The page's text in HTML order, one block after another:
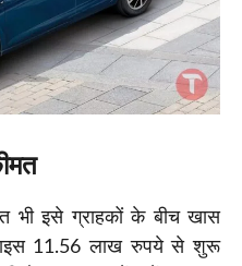
भी इसे ग्राहकों के बीच खास
11.56 लाख रुपये से शुरू